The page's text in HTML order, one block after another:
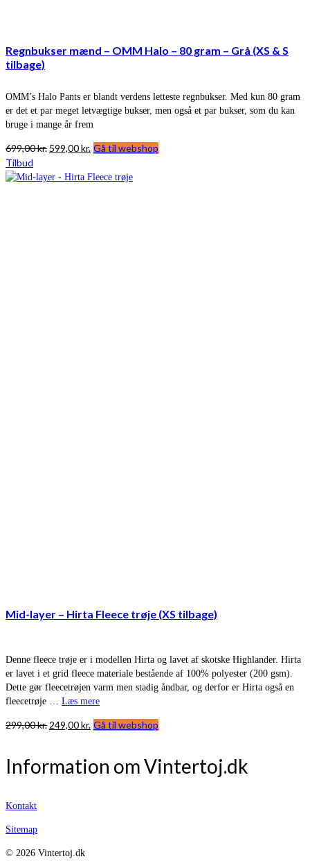
Regnbukser mænd – OMM Halo – 80 gram – Grå (XS & S
tilbage)
OMM’s Halo Pants er blandt verdens letteste regnbukser. Med kun 80 gram
er det et par meget letvægtige bukser, men også et par bukser, som du kan
bruge i mange år frem
699,00kr. Den
pris
599,00kr. Den
pris
Gå til webshop
Tilbud
Mid-layer – Hirta Fleece trøje (XS tilbage)
Denne fleece trøje er i modellen Hirta og lavet af skotske Highlander. Hirta
er lavet i et grid fleece materiale bestående af 100% polyester (200 gsm).
Dette gør fleecetrøjen varm men stadig åndbar, og derfor er Hirta også en
fleecetrøje … Læs mere
299,00kr. Den
var:
249,00kr. Den
er:
Gå til webshop
Information om Vintertoj.dk
Kontakt
Sitemap
© 2026 Vintertoj.dk